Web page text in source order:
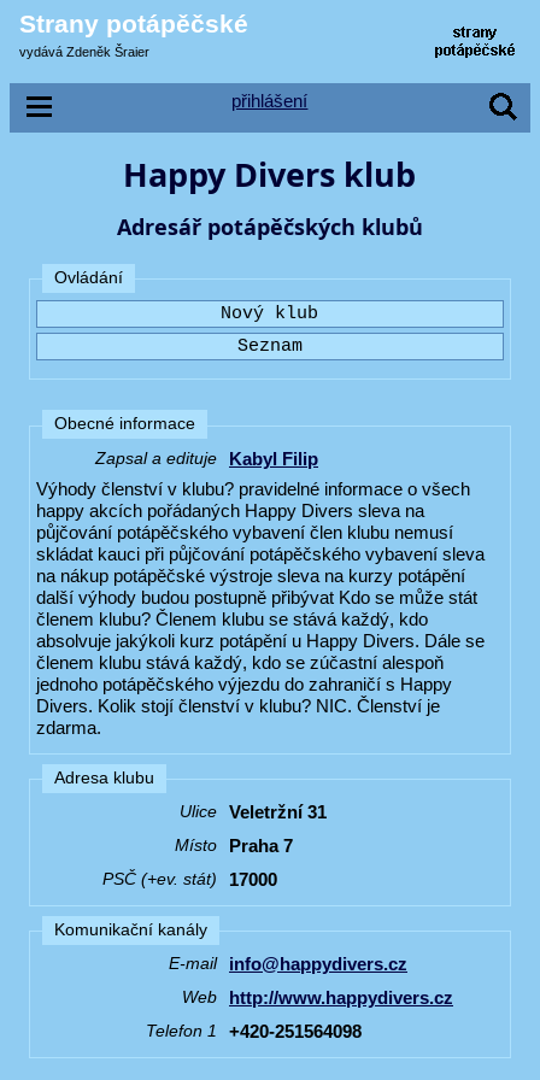
Strany potápěčské
vydává Zdeněk Šraier
přihlášení
Happy Divers klub
Adresář potápěčských klubů
Ovládání
Obecné informace
Zapsal a edituje
Kabyl Filip
Výhody členství v klubu? pravidelné informace o všech
happy akcích pořádaných Happy Divers sleva na
půjčování potápěčského vybavení člen klubu nemusí
skládat kauci při půjčování potápěčského vybavení sleva
na nákup potápěčské výstroje sleva na kurzy potápění
další výhody budou postupně přibývat Kdo se může stát
členem klubu? Členem klubu se stává každý, kdo
absolvuje jakýkoli kurz potápění u Happy Divers. Dále se
členem klubu stává každý, kdo se zúčastní alespoň
jednoho potápěčského výjezdu do zahraničí s Happy
Divers. Kolik stojí členství v klubu? NIC. Členství je
zdarma.
Adresa klubu
Ulice
Veletržní 31
Místo Praha 7
PSČ (+ev. stát) 17000
Komunikační kanály
E-mail
info@happydivers.cz
Web http://www.happydivers.cz
Telefon 1 +420-251564098